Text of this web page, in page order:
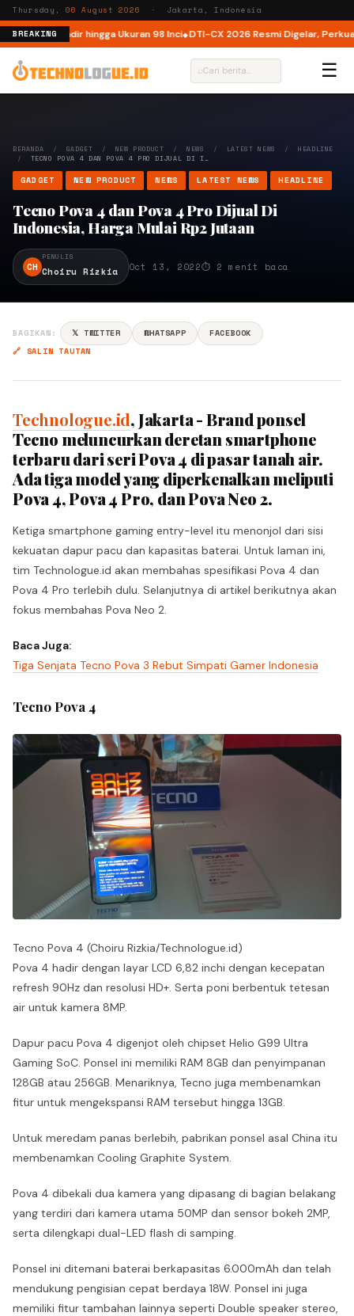
Thursday,06 August 2026 · Jakarta, Indonesia
BREAKING
Kini Hadir hingga Ukuran 98 Inci DTI-CX 2026 Resmi Digelar, Perkuat
⌕ ☰
BERANDA / GADGET / NEW PRODUCT / NEWS / LATEST NEWS / HEADLINE
/ TECNO POVA 4 DAN POVA 4 PRO DIJUAL DI I…
GADGET NEW PRODUCT NEWS LATEST NEWS HEADLINE
Tecno Pova 4 dan Pova 4 Pro Dijual Di
Indonesia, Harga Mulai Rp2 Jutaan
CH
PENULIS
Choiru Rizkia Oct 13, 2022⏱ 2 menit baca
BAGIKAN: 𝕏 TWITTER WHATSAPP
FACEBOOK
🔗 SALIN TAUTAN
Technologue.id, Jakarta - Brand ponsel
Tecno meluncurkan deretan smartphone
terbaru dari seri Pova 4 di pasar tanah air.
Ada tiga model yang diperkenalkan meliputi
Pova 4, Pova 4 Pro, dan Pova Neo 2.
Ketiga smartphone gaming entry-level itu menonjol dari sisi
kekuatan dapur pacu dan kapasitas baterai. Untuk laman ini,
tim Technologue.id akan membahas spesifikasi Pova 4 dan
Pova 4 Pro terlebih dulu. Selanjutnya di artikel berikutnya akan
fokus membahas Pova Neo 2.
Baca Juga:
Tiga Senjata Tecno Pova 3 Rebut Simpati Gamer Indonesia
Tecno Pova 4
Tecno Pova 4 (Choiru Rizkia/Technologue.id)
Pova 4 hadir dengan layar LCD 6,82 inchi dengan kecepatan
refresh 90Hz dan resolusi HD+. Serta poni berbentuk tetesan
air untuk kamera 8MP.
Dapur pacu Pova 4 digenjot oleh chipset Helio G99 Ultra
Gaming SoC. Ponsel ini memiliki RAM 8GB dan penyimpanan
128GB atau 256GB. Menariknya, Tecno juga membenamkan
fitur untuk mengekspansi RAM tersebut hingga 13GB.
Untuk meredam panas berlebih, pabrikan ponsel asal China itu
membenamkan Cooling Graphite System.
Pova 4 dibekali dua kamera yang dipasang di bagian belakang
yang terdiri dari kamera utama 50MP dan sensor bokeh 2MP,
serta dilengkapi dual-LED flash di samping.
Ponsel ini ditemani baterai berkapasitas 6.000mAh dan telah
mendukung pengisian cepat berdaya 18W. Ponsel ini juga
memiliki fitur tambahan lainnya seperti Double speaker stereo,